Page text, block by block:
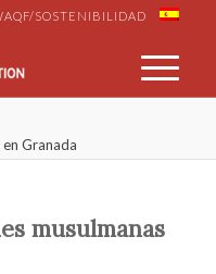
SOSTENIBILIDAD
Granada
musulmanas